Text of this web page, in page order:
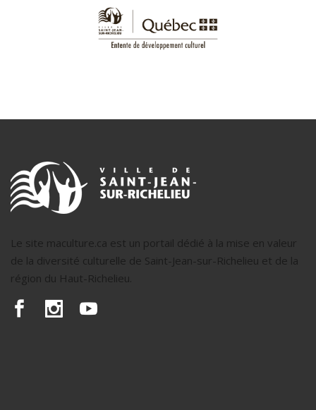
Le site maculture.ca est un portail dédié à la mise en valeur
de la diversité culturelle de Saint-Jean-sur-Richelieu et de la
région du Haut-Richelieu.